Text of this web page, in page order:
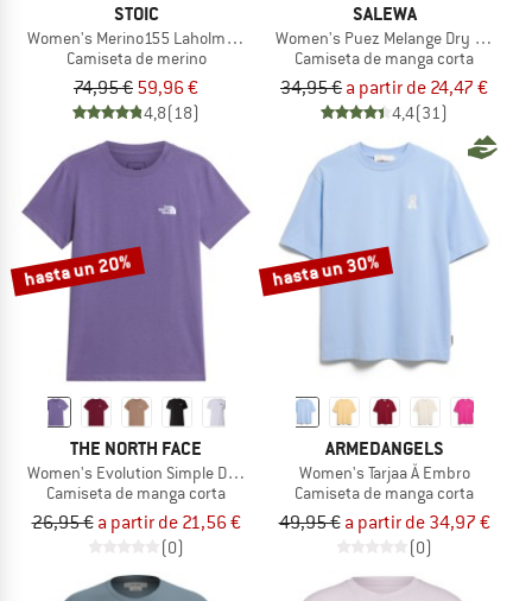
STOIC
Women's Merino155 LaholmSt. Print Tank Flowers
Camiseta de merino
74,95 € 59,96 €
4,8(18)
SALEWA
Women's Puez Melange Dry S/S Tee
Camiseta de manga corta
34,95 € a partir de 24,47 €
4,4(31)
hasta un 20%
THE NORTH FACE
Women's Evolution Simple Dome Short Sleeve
Camiseta de manga corta
26,95 € a partir de 21,56 €
(0)
hasta un 30%
ARMEDANGELS
Women's Tarjaa Å Embro
Camiseta de manga corta
49,95 € a partir de 34,97 €
(0)